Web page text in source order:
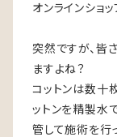
オンラインショ
突然ですが、皆
ますよね？
コットンは数十
ットンを精製水
管して施術を行